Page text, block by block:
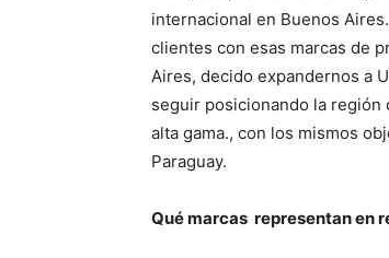
internacional en Buenos
clientes con esas marcas de
Aires, decido expandernos a
seguir posicionando la
alta gama., con los mismos
Paraguay.
Qué marcas representan en